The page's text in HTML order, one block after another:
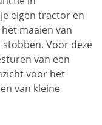
eigen tractor en
maaien van
Voor deze
van een
voor het
van kleine